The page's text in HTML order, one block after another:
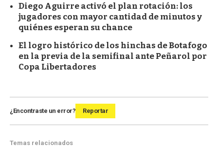
Diego Aguirre activó el plan rotación: los
jugadores con mayor cantidad de minutos y
quiénes esperan su chance
El logro histórico de los hinchas de Botafogo
en la previa de la semifinal ante Peñarol por
Copa Libertadores
¿Encontraste un error? Reportar
Temas relacionados